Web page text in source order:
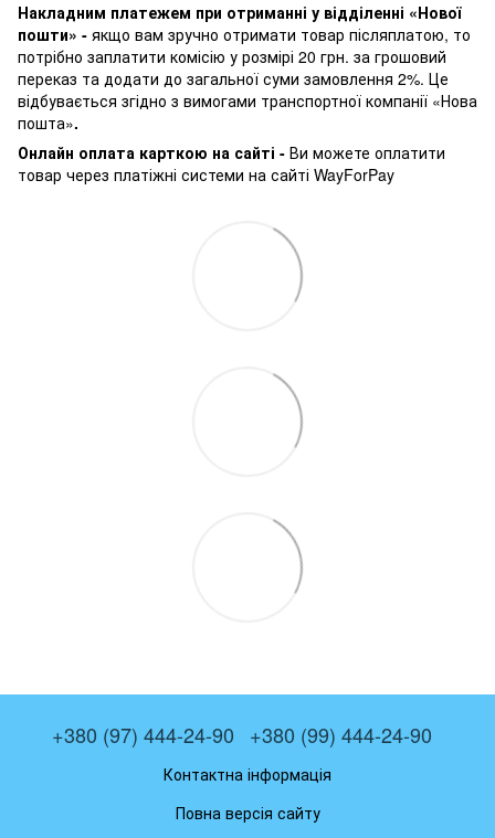
Накладним платежем при отриманні у відділенні «Нової
пошти» - якщо вам зручно отримати товар післяплатою, то
потрібно заплатити комісію у розмірі 20 грн. за грошовий
переказ та додати до загальної суми замовлення 2%. Це
відбувається згідно з вимогами транспортної компанії «Нова
пошта».
Онлайн оплата карткою на сайті - Ви можете оплатити
товар через платіжні системи на сайті WayForPay
+380 (97) 444-24-90 +380 (99) 444-24-90
Контактна інформація
Повна версія сайту